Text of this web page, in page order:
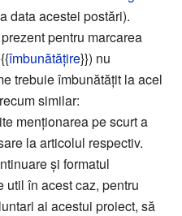
data acestei postări).
pentru marcarea
îmbunătățire}}) nu
trebuie îmbunătățit la acel
similar:
menționarea pe scurt a
la articolul respectiv.
și formatul
util în acest caz, pentru
ai acestui proiect, să